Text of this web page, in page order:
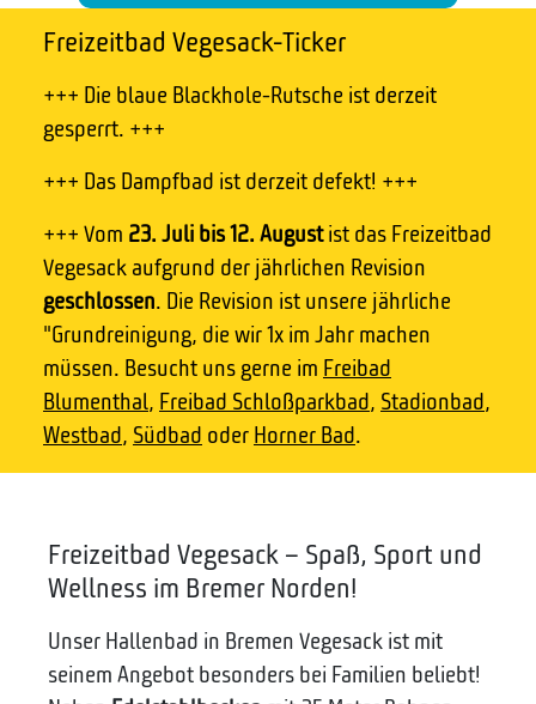
Freizeitbad Vegesack-Ticker
+++ Die blaue Blackhole-Rutsche ist derzeit
gesperrt. +++
+++ Das Dampfbad ist derzeit defekt! +++
+++ Vom 23. Juli bis 12. Augustist das Freizeitbad
Vegesack aufgrund der jährlichen Revision
geschlossen. Die Revision ist unsere jährliche
"Grundreinigung, die wir 1x im Jahr machen
müssen. Besucht uns gerne im Freibad
Blumenthal, Freibad Schloßparkbad, Stadionbad,
Westbad, Südbad oder Horner Bad.
Freizeitbad Vegesack – Spaß, Sport und
Wellness im Bremer Norden!
Unser Hallenbad in Bremen Vegesack ist mit
seinem Angebot besonders bei Familien beliebt!